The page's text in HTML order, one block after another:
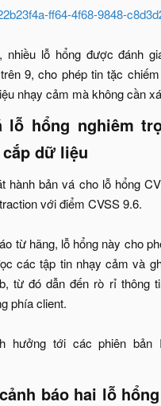
lỗ hổng được đánh
9, cho phép tin tặc
nhạy cảm mà không cần
lỗ hổng nghiêm
dữ liệu​
hành bản vá cho lỗ hổng
với điểm CVSS 9.6.
từ hãng, lỗ hổng này cho
các tập tin nhạy cảm và
từ đó dẫn đến rò rỉ thông
phía client.
hưởng tới các phiên bản
báo hai lỗ